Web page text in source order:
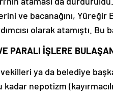
ve bacanağını, Yüreğir
olarak atamıştı.
PARALI İŞLERE
ya da belediye
kadar nepotizm